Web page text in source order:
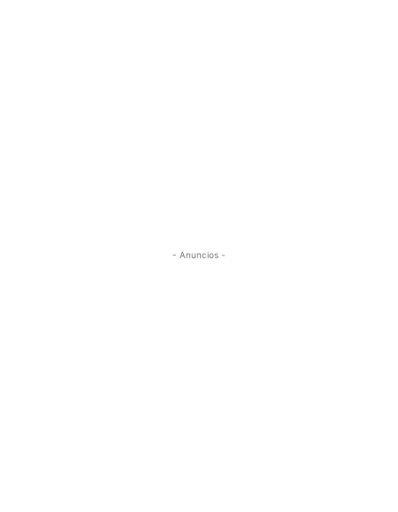
- Anuncios -